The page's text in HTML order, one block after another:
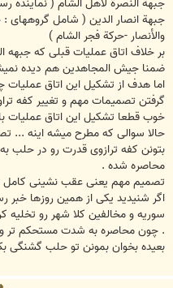
ﺟﺒﻬﺔ ﺍﻟﻨﺼﺮﺓ ﻻﻫﻞ ﺍﻟﺸﺎﻡ ‏( ﻧﻤﺎﯾﻨﺪﻩ
ﺟﺒﻬﺔ ﺍﻧﺼﺎﺭ ﺍﻟﺪﯾﻦ ‏( ﺷﺎﻣﻞ
ﻭﺍﻷﻧﺼﺎﺭ -ﺣﺮﻛﺔ ﻓﺠﺮ ﺍﻟﺸﺎﻡ ‏)
ﺑﺮ ﺧﻼﻑ ﺍﺗﺎﻕ ﻋﻤﻠﯿﺎﺕ ﻗﺒﻠﯽ ﮐﻪ
ﺿﻤﻨﺎ ﺟﯿﺶ ﺍﻟﻤﺠﺎﻫﺪﯾﻦ ﻫﻢ ﺩﯾﺪﻩ
ﺍﻣﺎ ﻫﺪﻑ ﺍﺯ ﺗﺸﮑﯿﻞ ﺍﯾﻦ ﺍﺗﺎﻕ ﻋﻤﻠﯿﺎﺕ
ﮔﺮﻓﺘﻦ ﺗﺼﻤﯿﻤﺎﺕ ﻣﻬﻢ ﻭ ﺗﻐﯿﯿﺮ ﮐﻔﻪ
ﺧﻮﺏ ﻗﻄﻌﺎ ﺗﺸﮑﯿﻞ ﺍﯾﻦ ﺍﺗﺎﻕ ﻋﻤﻠﯿﺎﺕ ﺑﺎ
ﺣﺎﻻ ﺳﻮﺍﻟﯽ ﮐﻪ ﻣﻄﺮﺡ ﻣﯿﺸﻪ ﺍﯾﻨﻪ ...
ﺑﺘﻮﻧﻦ ﮐﻔﻪ ﺗﺮﺍﺯﻭﯼ ﻗﺪﺭﺕ ﺭﻭ ﺩﺭ ﺣﻠﺐ
ﻣﺤﺎﺻﺮﻩ ﺷﺪﻩ .
ﺗﺼﻤﯿﻢ ﻣﻬﻢ ﯾﻌﻨﯽ ﻋﻘﺐ ﻧﺸﯿﻨﯽ ﮐﺎﻣﻞ
ﺍﮔﺮ ﺷﻨﯿﺪﯾﺪ ﯾﮑﯽ ﺍﺯ ﻫﻤﯿﻦ ﺭﻭﺯﻫﺎ
ﺳﻮﺭﯾﻪ ﻭ ﻣﺨﺎﻟﻔﯿﻦ ﮐﻼ ﺷﻬﺮ ﺭﻭ ﺗﺨﻠﯿﻪ
. ﭼﻮﻥ ﻣﺤﺎﺻﺮﻩ ﺑﻪ ﺷﺪﺕ ﻣﺴﺘﺤﮑﻢ ﺗﺮ
ﺑﻌﯿﺪﻩ ﺑﺨﻮﺍﻥ ﺑﻤﻮﻧﻦ ﺗﻮ ﺣﻠﺐ ﮔﺸﻨﮕﯽ